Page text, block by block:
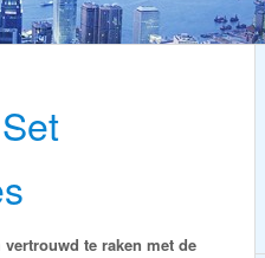
te raken met de